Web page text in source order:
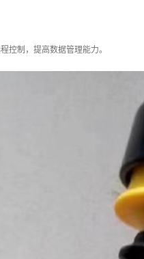
控制，提高数据管理能力。